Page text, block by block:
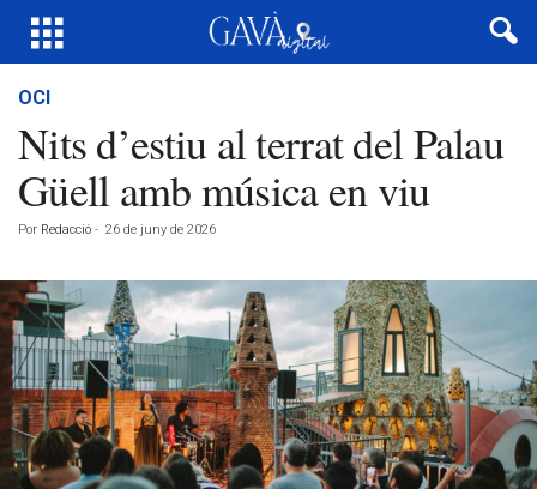
OCI
Nits d’estiu al terrat del Palau
Güell amb música en viu
Por Redacció - 26 de juny de 2026